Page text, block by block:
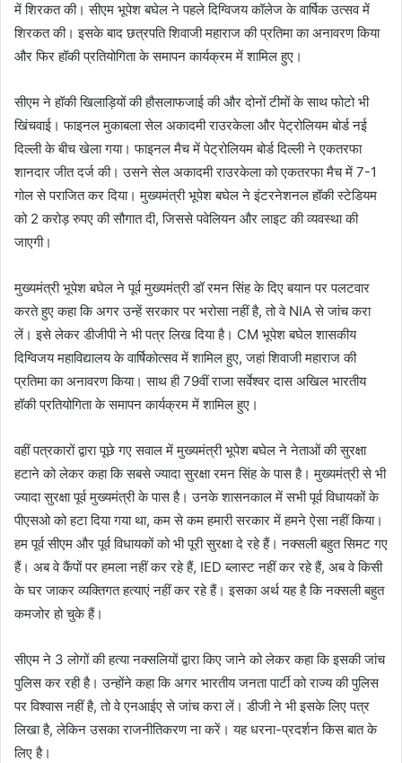
में शिरकत की। सीएम भूपेश बघेल ने पहले दिग्विजय कॉलेज के वार्षिक उत्सव में
शिरकत की। इसके बाद छत्रपति शिवाजी महाराज की प्रतिमा का अनावरण किया
और फिर हॉकी प्रतियोगिता के समापन कार्यक्रम में शामिल हुए।
सीएम ने हॉकी खिलाड़ियों की हौसलाफजाई की और दोनों टीमों के साथ फोटो भी
खिंचवाई। फाइनल मुकाबला सेल अकादमी राउरकेला और पेट्रोलियम बोर्ड नई
दिल्ली के बीच खेला गया। फाइनल मैच में पेट्रोलियम बोर्ड दिल्ली ने एकतरफा
शानदार जीत दर्ज की। उसने सेल अकादमी राउरकेला को एकतरफा मैच में 7-1
गोल से पराजित कर दिया। मुख्यमंत्री भूपेश बघेल ने इंटरनेशनल हॉकी स्टेडियम
को 2 करोड़ रुपए की सौगात दी, जिससे पवेलियन और लाइट की व्यवस्था की
जाएगी।
मुख्यमंत्री भूपेश बघेल ने पूर्व मुख्यमंत्री डॉ रमन सिंह के दिए बयान पर पलटवार
करते हुए कहा कि अगर उन्हें सरकार पर भरोसा नहीं है, तो वे NIA से जांच करा
लें। इसे लेकर डीजीपी ने भी पत्र लिख दिया है। CM भूपेश बघेल शासकीय
दिग्विजय महाविद्यालय के वार्षिकोत्सव में शामिल हुए, जहां शिवाजी महाराज की
प्रतिमा का अनावरण किया। साथ ही 79वीं राजा सर्वेश्वर दास अखिल भारतीय
हॉकी प्रतियोगिता के समापन कार्यक्रम में शामिल हुए।
वहीं पत्रकारों द्वारा पूछे गए सवाल में मुख्यमंत्री भूपेश बघेल ने नेताओं की सुरक्षा
हटाने को लेकर कहा कि सबसे ज्यादा सुरक्षा रमन सिंह के पास है। मुख्यमंत्री से भी
ज्यादा सुरक्षा पूर्व मुख्यमंत्री के पास है। उनके शासनकाल में सभी पूर्व विधायकों के
पीएसओ को हटा दिया गया था, कम से कम हमारी सरकार में हमने ऐसा नहीं किया।
हम पूर्व सीएम और पूर्व विधायकों को भी पूरी सुरक्षा दे रहे हैं। नक्सली बहुत सिमट गए
हैं। अब वे कैंपों पर हमला नहीं कर रहे हैं, IED ब्लास्ट नहीं कर रहे हैं, अब वे किसी
के घर जाकर व्यक्तिगत हत्याएं नहीं कर रहे हैं। इसका अर्थ यह है कि नक्सली बहुत
कमजोर हो चुके हैं।
सीएम ने 3 लोगों की हत्या नक्सलियों द्वारा किए जाने को लेकर कहा कि इसकी जांच
पुलिस कर रही है। उन्होंने कहा कि अगर भारतीय जनता पार्टी को राज्य की पुलिस
पर विश्वास नहीं है, तो वे एनआईए से जांच करा लें। डीजी ने भी इसके लिए पत्र
लिखा है, लेकिन उसका राजनीतिकरण ना करें। यह धरना-प्रदर्शन किस बात के
लिए है।